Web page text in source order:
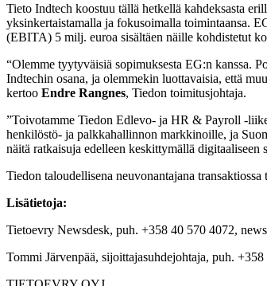
Tieto Indtech koostuu tällä hetkellä kahdeksasta
yksinkertaistamalla ja fokusoimalla toimintaansa.
(EBITA) 5 milj. euroa sisältäen näille kohdistetut
“Olemme tyytyväisiä sopimuksesta EG:n kanssa.
Indtechin osana, ja olemmekin luottavaisia, että
kertoo Endre Rangnes, Tiedon toimitusjohtaja.
”Toivotamme Tiedon Edlevo- ja HR & Payroll -
henkilöstö- ja palkkahallinnon markkinoille, ja
näitä ratkaisuja edelleen keskittymällä
Tiedon taloudellisena neuvonantajana
Lisätietoja:
Tietoevry Newsdesk, puh. +358 40 570 4072,
Tommi Järvenpää, sijoittajasuhdejohtaja, puh.